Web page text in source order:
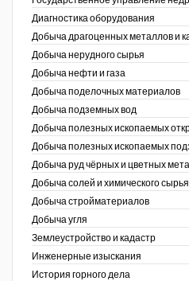
Диагностика оборудования
Добыча драгоценных металлов и
Добыча нерудного сырья
Добыча нефти и газа
Добыча поделочных материалов
Добыча подземных вод
Добыча полезных ископаемых
Добыча полезных ископаемых
Добыча руд чёрных и цветных
Добыча солей и химического сырья
Добыча стройматериалов
Добыча угля
Землеустройство и кадастр
Инженерные изыскания
История горного дела